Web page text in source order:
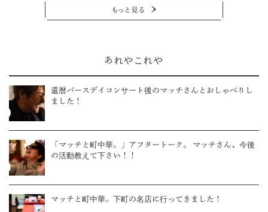
もっと見る
あれやこれや
還暦バースデイコンサート後のマッチさんとおしゃべりし
ました！
「マッチと町中華。」アフタートーク。 マッチさん、今後
の活動教えて下さい！！
マッチと町中華。下町の名店に行ってきました！